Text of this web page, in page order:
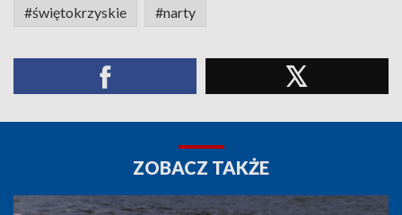
#świętokrzyskie #narty
ZOBACZ TAKŻE